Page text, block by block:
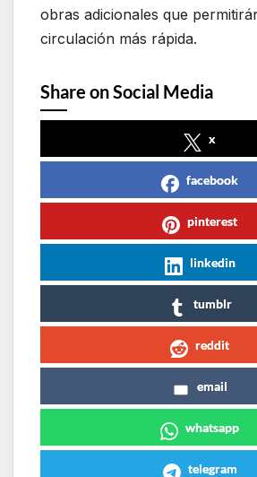
obras adicionales que
circulación más rápida.
Share on Social Media
x
facebook
pinterest
linkedin
tumblr
reddit
email
whatsapp
telegram